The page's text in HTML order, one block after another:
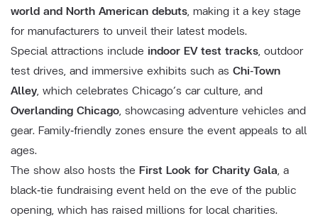
world and North American debuts, making it a key stage
for manufacturers to unveil their latest models.
Special attractions include indoor EV test tracks, outdoor
test drives, and immersive exhibits such as Chi‑Town
Alley, which celebrates Chicago’s car culture, and
Overlanding Chicago, showcasing adventure vehicles and
gear. Family‑friendly zones ensure the event appeals to all
ages.
The show also hosts the First Look for Charity Gala, a
black‑tie fundraising event held on the eve of the public
opening, which has raised millions for local charities.